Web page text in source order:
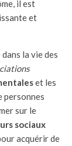
il est
et
dans la vie des
et les
personnes
sur le
sociaux
acquérir de